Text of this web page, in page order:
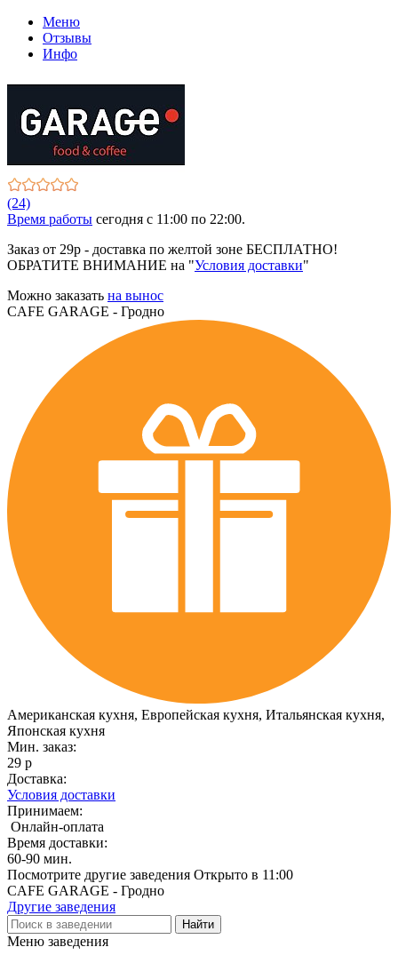
Меню
Отзывы
Инфо
(24)
Время работы сегодня c 11:00 по 22:00.
Заказ от 29р - доставка по желтой зоне БЕСПЛАТНО!
ОБРАТИТЕ ВНИМАНИЕ на "Условия доставки"
Можно заказать на вынос
CAFE GARAGE - Гродно
Американская кухня, Европейская кухня, Итальянская кухня,
Японская кухня
Мин. заказ:
29 р
Доставка:
Условия доставки
Принимаем:
Онлайн-оплата
Время доставки:
60-90 мин.
Посмотрите другие заведения Открыто в 11:00
CAFE GARAGE - Гродно
Другие заведения
Меню заведения